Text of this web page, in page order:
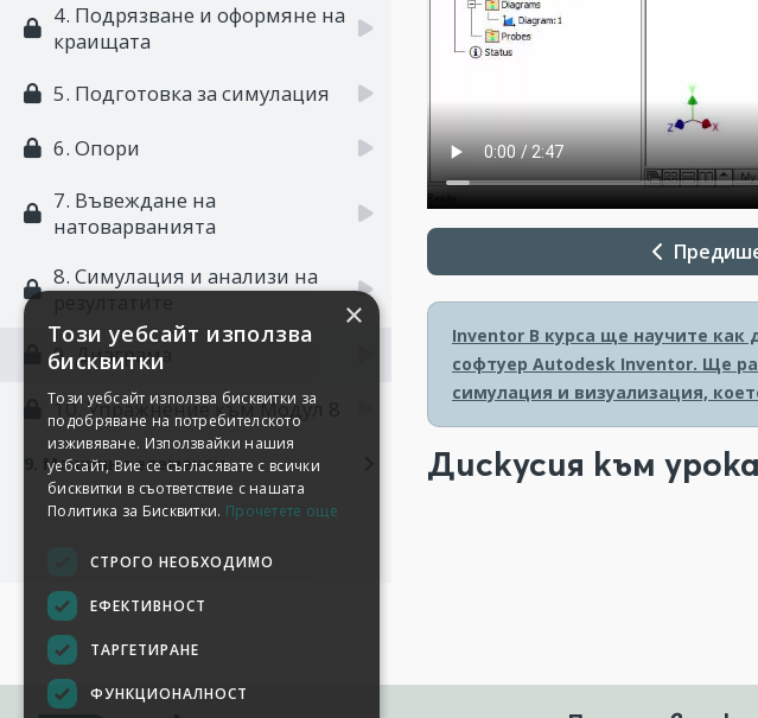
4. Подрязване и оформяне на
краищата
5. Подготовка за симулация
6. Опори
7. Въвеждане на
натоварванията
8. Симулация и анализи на
9. Диаграма
10. Упражнение към Модул 8
9. Машинни елементи
Inventor В курса ще научите
софтуер Autodesk Inventor. Ще
симулация и визуализация,
Дискусия към урока
×
Този уебсайт използва
бисквитки
Този уебсайт използва бисквитки за
подобряване на потребителското
изживяване. Използвайки нашия
уебсайт, Вие се съгласявате с всички
бисквитки в съответствие с нашата
Политика за Бисквитки. Прочетете още
СТРОГО НЕОБХОДИМО
ЕФЕКТИВНОСТ
ТАРГЕТИРАНЕ
ФУНКЦИОНАЛНОСТ